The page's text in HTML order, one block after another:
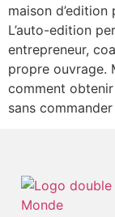
maison
L’auto-edition
entrepreneur,
propre ouvrage.
comment
sans